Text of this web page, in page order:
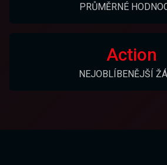
PRŮMĚRNÉ
Action
NEJOBLÍBENĚJŠÍ